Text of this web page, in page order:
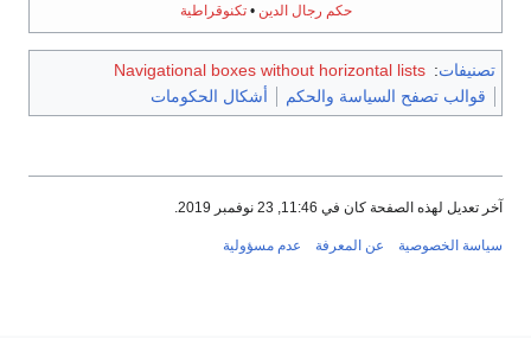
حكم رجال الدين •تكنوقراطية
تصنيفات:
Navigational boxes without horizontal lists
قوالب تصفح السياسة والحكم
أشكال الحكومات
آخر تعديل لهذه الصفحة كان في 11:46, 23 نوفمبر 2019.
سياسة الخصوصية عن المعرفة عدم مسؤولية